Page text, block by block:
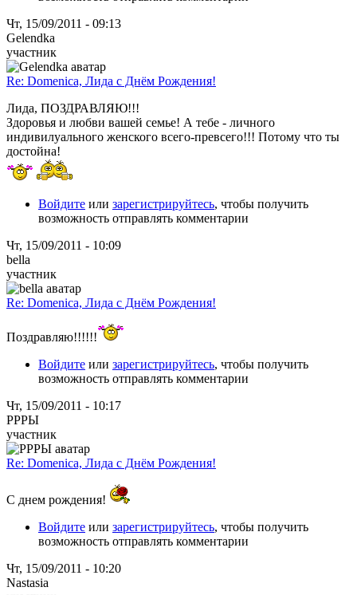
Чт, 15/09/2011 - 09:13
Gelendka
участник
Re: Domenica, Лида с Днём Рождения!
Лида, ПОЗДРАВЛЯЮ!!!
Здоровья и любви вашей семье! А тебе - личного
индивилуального женского всего-превсего!!! Потому что ты
достойна!
Войдите или зарегистрируйтесь, чтобы получить
возможность отправлять комментарии
Чт, 15/09/2011 - 10:09
bella
участник
Re: Domenica, Лида с Днём Рождения!
Поздравляю!!!!!!
Войдите или зарегистрируйтесь, чтобы получить
возможность отправлять комментарии
Чт, 15/09/2011 - 10:17
РРРЫ
участник
Re: Domenica, Лида с Днём Рождения!
С днем рождения!
Войдите или зарегистрируйтесь, чтобы получить
возможность отправлять комментарии
Чт, 15/09/2011 - 10:20
Nastasia